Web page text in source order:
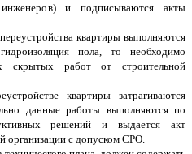
и подписываются акты
квартиры выполняются
пола, то необходимо
скрытых работ от строительной
квартиры затрагиваются
данные работы выполняются по
решений и выдается акт
организации с допуском СРО.